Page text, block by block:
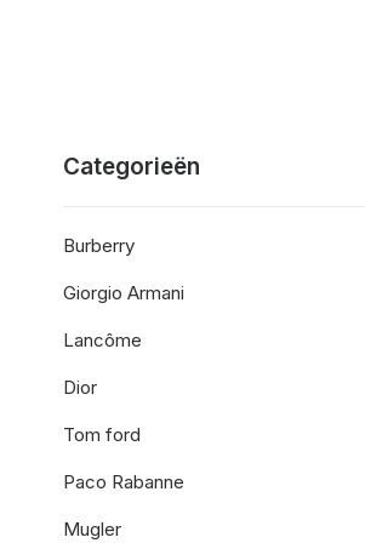
Categorieën
Burberry
Giorgio Armani
Lancôme
Dior
Tom ford
Paco Rabanne
Mugler